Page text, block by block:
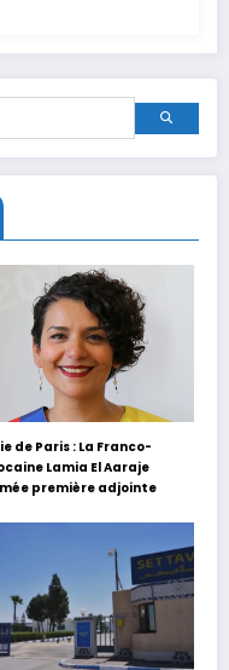
de Paris : La Franco-
Lamia El Aaraje
première adjointe